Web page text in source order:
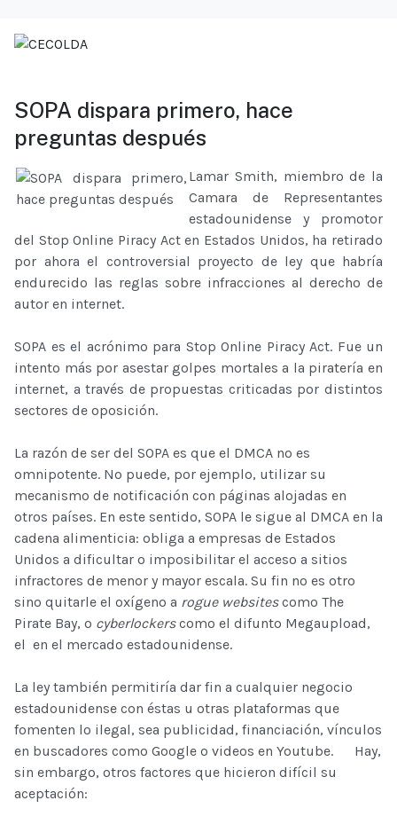
SOPA dispara primero, hace
preguntas después
Lamar Smith, miembro de la
Camara de Representantes
estadounidense y promotor
del Stop Online Piracy Act en Estados Unidos, ha retirado
por ahora el controversial proyecto de ley que habría
endurecido las reglas sobre infracciones al derecho de
autor en internet.
SOPA es el acrónimo para Stop Online Piracy Act. Fue un
intento más por asestar golpes mortales a la piratería en
internet, a través de propuestas criticadas por distintos
sectores de oposición.
La razón de ser del SOPA es que el DMCA no es
omnipotente. No puede, por ejemplo, utilizar su
mecanismo de notificación con páginas alojadas en
otros países. En este sentido, SOPA le sigue al DMCA en la
cadena alimenticia: obliga a empresas de Estados
Unidos a dificultar o imposibilitar el acceso a sitios
infractores de menor y mayor escala. Su fin no es otro
sino quitarle el oxígeno a rogue websitescomo The
Pirate Bay, o cyberlockerscomo el difunto Megaupload,
el en el mercado estadounidense.
La ley también permitiría dar fin a cualquier negocio
estadounidense con éstas u otras plataformas que
fomenten lo ilegal, sea publicidad, financiación, vínculos
en buscadores como Google o videos en Youtube. Hay,
sin embargo, otros factores que hicieron difícil su
aceptación: